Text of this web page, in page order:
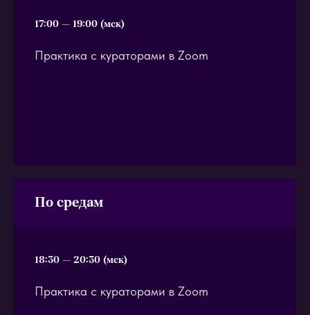
17:00 — 19:00 (мск)
Практика с кураторами в Zoom
По средам
18:30 — 20:30 (мск)
Практика с кураторами в Zoom